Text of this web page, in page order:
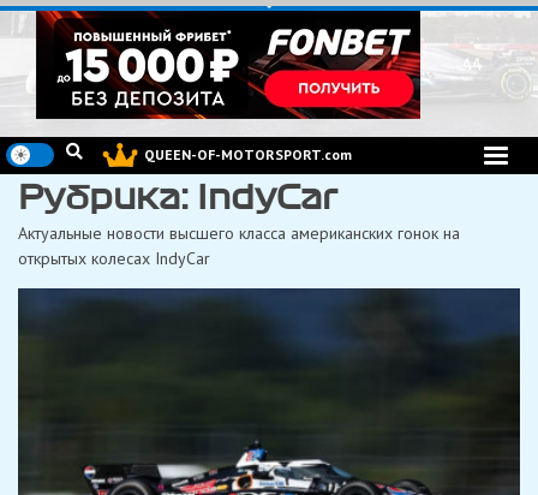
Перейти
к
содержимому
QUEEN-OF-MOTORSPORT.com
Рубрика: IndyCar
Актуальные новости высшего класса американских гонок на
открытых колесах IndyCar